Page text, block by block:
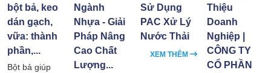
bột bả, keo
dán gạch,
vữa: thành
phần,...
Bột bả giúp
Ngành
Nhựa - Giải
Pháp Nâng
Cao Chất
Lượng...
Sử Dụng
PAC Xử Lý
Nước Thải
XEM THÊM
Thiệu
Doanh
Nghiệp |
CÔNG TY
CỔ PHẦN